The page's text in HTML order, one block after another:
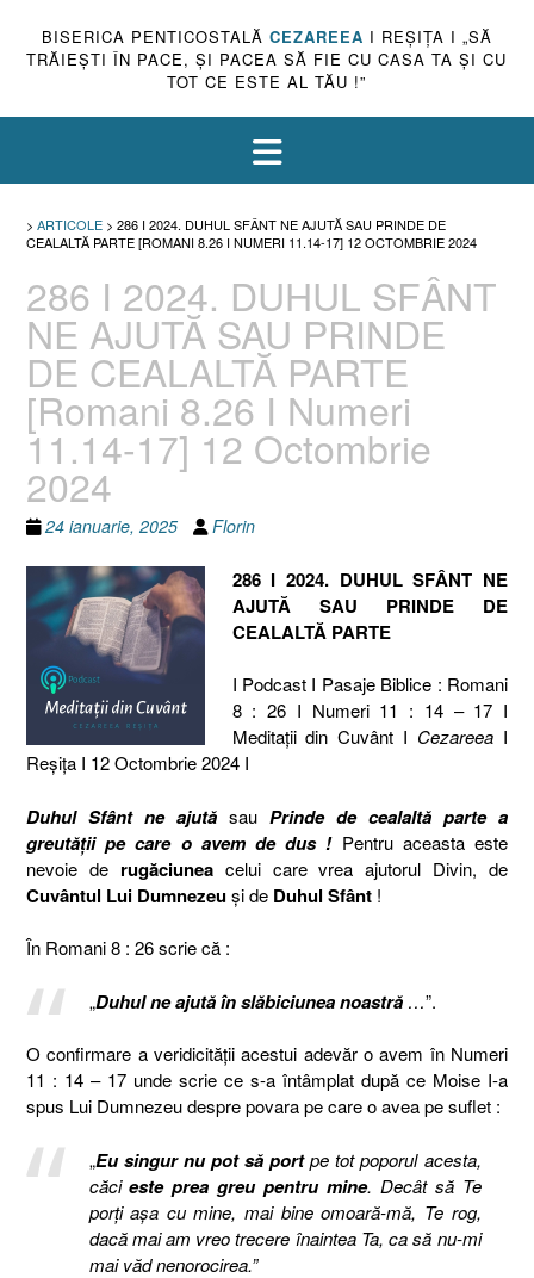
BISERICA PENTICOSTALĂ CEZAREEA I REŞIŢA I „SĂ
TRĂIEŞTI ÎN PACE, ŞI PACEA SĂ FIE CU CASA TA ŞI CU
TOT CE ESTE AL TĂU !”
> ARTICOLE > 286 I 2024. DUHUL SFÂNT NE AJUTĂ SAU PRINDE DE
CEALALTĂ PARTE [ROMANI 8.26 I NUMERI 11.14-17] 12 OCTOMBRIE 2024
286 I 2024. DUHUL SFÂNT
NE AJUTĂ SAU PRINDE
DE CEALALTĂ PARTE
[Romani 8.26 I Numeri
11.14-17] 12 Octombrie
2024
24 ianuarie, 2025 Florin
286 I 2024. DUHUL SFÂNT NE
AJUTĂ SAU PRINDE DE
CEALALTĂ PARTE
I Podcast I Pasaje Biblice : Romani
8 : 26 I Numeri 11 : 14 – 17 I
Meditaţii din Cuvânt I Cezareea I
Reşiţa I 12 Octombrie 2024 I
Duhul Sfânt ne ajută sau Prinde de cealaltă parte a
greutății pe care o avem de dus !Pentru aceasta este
nevoie de rugăciuneacelui care vrea ajutorul Divin, de
Cuvântul Lui Dumnezeuși de Duhul Sfânt !
În Romani 8 : 26 scrie că :
„Duhul ne ajută în slăbiciunea noastră…”.
O confirmare a veridicității acestui adevăr o avem în Numeri
11 : 14 – 17 unde scrie ce s-a întâmplat după ce Moise I-a
spus Lui Dumnezeu despre povara pe care o avea pe suflet :
„Eu singur nu pot să portpe tot poporul acesta,
căcieste prea greu pentru mine. Decât să Te
porţi aşa cu mine, mai bine omoară-mă, Te rog,
dacă mai am vreo trecere înaintea Ta, ca să nu-mi
mai văd nenorocirea.”